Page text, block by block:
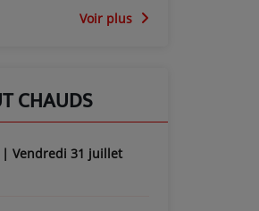
Voir plus
CHAUDS
| Vendredi 31 juillet